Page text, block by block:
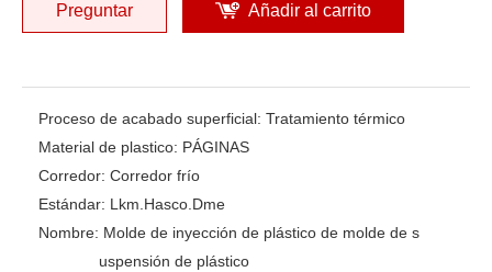
Preguntar Añadir al carrito
Proceso de acabado superficial: Tratamiento térmico
Material de plastico: PÁGINAS
Corredor: Corredor frío
Estándar: Lkm.Hasco.Dme
Nombre: Molde de inyección de plástico de molde de s
uspensión de plástico